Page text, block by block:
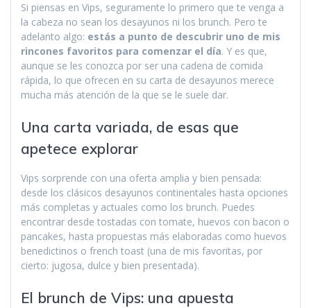
Si piensas en Vips, seguramente lo primero que te venga a
la cabeza no sean los desayunos ni los brunch. Pero te
adelanto algo: estás a punto de descubrir uno de mis
rincones favoritos para comenzar el día. Y es que,
aunque se les conozca por ser una cadena de comida
rápida, lo que ofrecen en su carta de desayunos merece
mucha más atención de la que se le suele dar.
Una carta variada, de esas que
apetece explorar
Vips sorprende con una oferta amplia y bien pensada:
desde los clásicos desayunos continentales hasta opciones
más completas y actuales como los brunch. Puedes
encontrar desde tostadas con tomate, huevos con bacon o
pancakes, hasta propuestas más elaboradas como huevos
benedictinos o french toast (una de mis favoritas, por
cierto: jugosa, dulce y bien presentada).
El brunch de Vips: una apuesta